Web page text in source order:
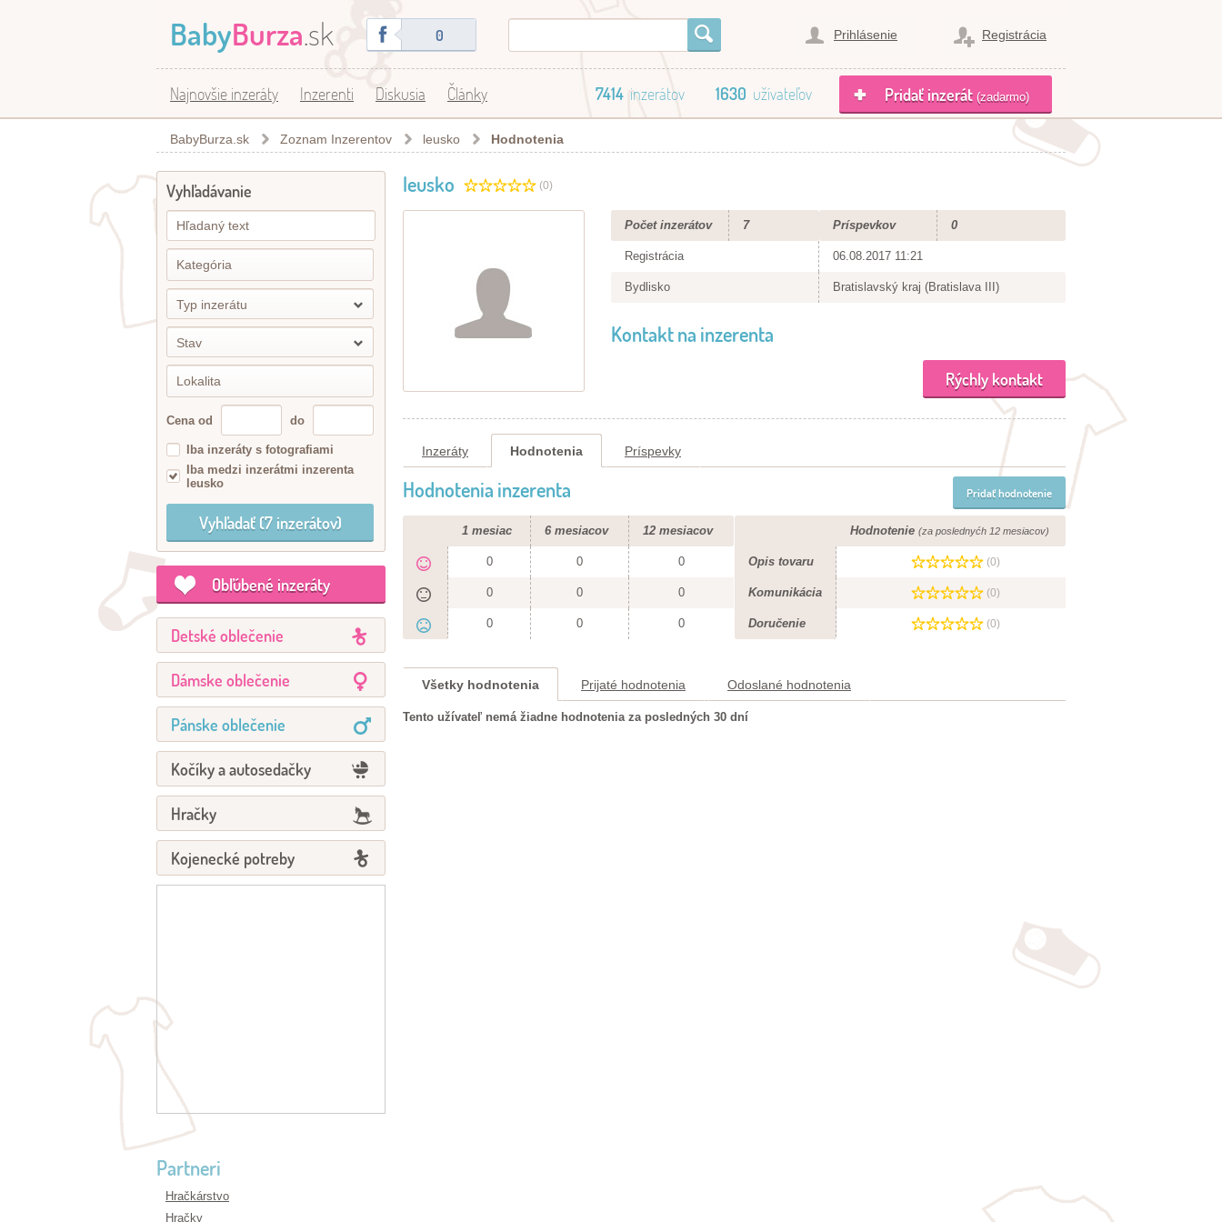
BabyBurza.sk 0 Prihlásenie Registrácia
Najnovšie inzeráty Inzerenti Diskusia Články Pridať inzerát (zadarmo)
7414 inzerátov 1630 užívateľov
BabyBurza.sk Zoznam Inzerentov leusko Hodnotenia
Vyhľadávanie
Typ inzerátu
Stav
Cena od do
Iba inzeráty s fotografiami
Iba medzi inzerátmi inzerenta
leusko
Obľúbené inzeráty
Detské oblečenie
Dámske oblečenie
Pánske oblečenie
Kočíky a autosedačky
Hračky
Kojenecké potreby
Partneri
Hračkárstvo
Hračky
leusko (0)
Počet inzerátov 7 Príspevkov 0
Registrácia 06.08.2017 11:21
Bydlisko Bratislavský kraj (Bratislava III)
Kontakt na inzerenta
Rýchly kontakt
Inzeráty Hodnotenia Príspevky
Hodnotenia inzerenta Pridať hodnotenie
1 mesiac 6 mesiacov 12 mesiacov
0 0 0
0 0 0
0 0 0
Hodnotenie (za poslednyćh 12 mesiacov)
Opis tovaru (0)
Komunikácia (0)
Doručenie (0)
Všetky hodnotenia Prijaté hodnotenia Odoslané hodnotenia
Tento užívateľ nemá žiadne hodnotenia za posledných 30 dní